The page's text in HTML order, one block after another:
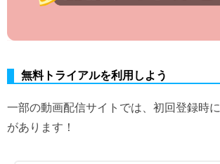
無料トライアルを利用しよう
一部の動画配信サイトでは、初回登録時に
があります！